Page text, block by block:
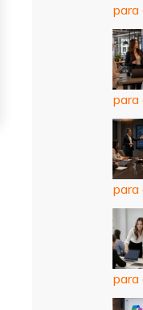
para
para
para
para